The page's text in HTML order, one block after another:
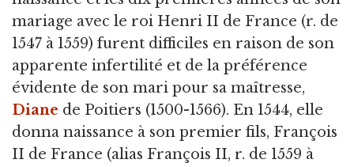
mariage avec le roi Henri II de France (r. de
1547 à 1559) furent difficiles en raison de son
apparente infertilité et de la préférence
évidente de son mari pour sa maîtresse,
Diane de Poitiers (1500-1566). En 1544, elle
donna naissance à son premier fils, François
II de France (alias François II, r. de 1559 à